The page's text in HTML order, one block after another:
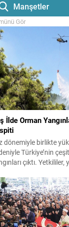
Manşetler
Gör
İlde Orman
dönemiyle birlikte
Türkiye’nin
çıktı.
nedeniyle
Çevre,
Murat Kurum,
sonuçlarını
olunacağını